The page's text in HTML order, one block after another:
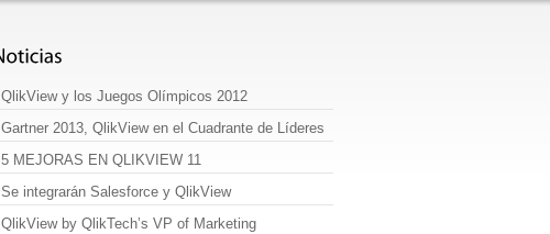
QlikView y los Juegos Olímpicos 2012
Gartner 2013, QlikView en el Cuadrante de Líderes
5 MEJORAS EN QLIKVIEW 11
Se integrarán Salesforce y QlikView
QlikView by QlikTech’s VP of Marketing